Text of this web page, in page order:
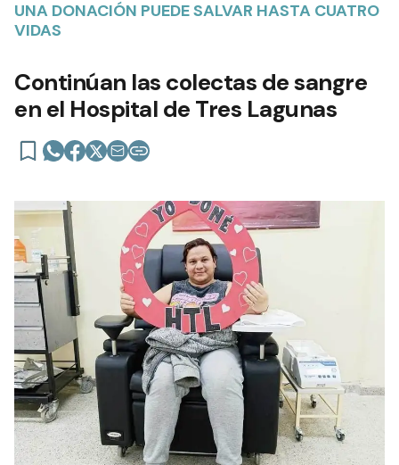
UNA DONACIÓN PUEDE SALVAR HASTA CUATRO
VIDAS
Continúan las colectas de sangre
en el Hospital de Tres Lagunas